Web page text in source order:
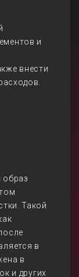
и
внести
образ
Такой
в
в
и других